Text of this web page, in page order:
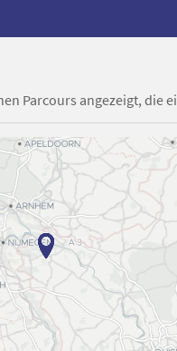
Parcours angezeigt, die